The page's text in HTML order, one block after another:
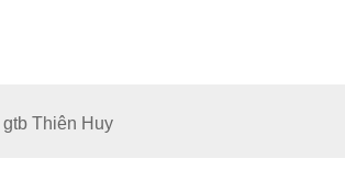
gtb Thiên Huy